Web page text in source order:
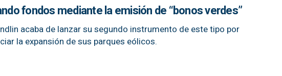
fondos mediante la emisión de “bonos verdes”
acaba de lanzar su segundo instrumento de este tipo por
la expansión de sus parques eólicos.